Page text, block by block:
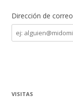
Dirección de correo
Dirección
de
correo
VISITAS